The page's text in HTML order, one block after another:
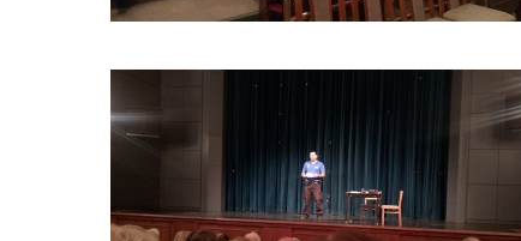
NALETĚT NEKALÝM
PRAKTIKÁM?
_4